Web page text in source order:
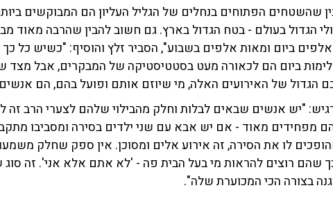
שהשטחים הפתוחים בנחלים של הגליל העליון הם המבוקשים
הגדול בעולם - בטח הגדול בארץ. גם חשוב להבין שהרבה מאוד
אלימות ביום הם לכאורה מעט בסטטיסטיקה של המבקרים, אבל מצד
הגדול של האירועים האלה, מי שיוזם אותם ופועל בהם, הם
"יש אנשים שבאים לבלות וחלק מהבילוי שלהם לצערי הרב זה
לו את הסירה, זה אירוע אלים ומסוכן. אין ספק שחלק
שהם רוצים להראות מי בעל הבית פה - 'לא אתם אלא אני'. זה סוג
בצורה הכי המכוערת שלה".